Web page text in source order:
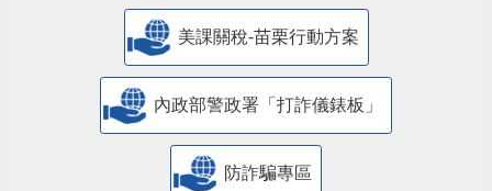
美課關稅-苗栗行動方案
內政部警政署「打詐儀錶板」
防詐騙專區